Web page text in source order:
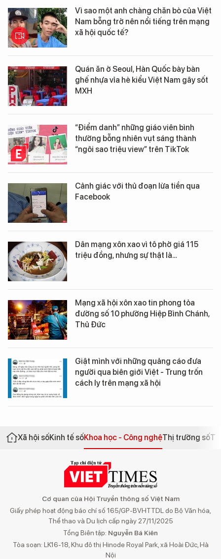
Vì sao một anh chàng chăn bò của Việt
Nam bỗng trở nên nổi tiếng trên mạng
xã hội quốc tế?
Quán ăn ở Seoul, Hàn Quốc bày bàn
ghế nhựa vỉa hè kiểu Việt Nam gây sốt
MXH
“Điểm danh” những giáo viên bình
thường bỗng nhiên vụt sáng thành
“ngôi sao triệu view” trên TikTok
Cảnh giác với thủ đoạn lừa tiền qua
Facebook
Dân mạng xôn xao vì tô phở giá 115
triệu đồng, nhưng sự thật là…
Mạng xã hội xôn xao tin phong tỏa
đường số 10 phường Hiệp Bình Chánh,
Thủ Đức
Giật mình với những quảng cáo đưa
người qua biên giới Việt - Trung trốn
cách ly trên mạng xã hội
Xã hội sốKinh tế sốKhoa học - Công nghệThị trường số
Cơ quan của Hội Truyền thông số Việt Nam
Giấy phép hoạt động báo chí số 165/GP-BVHTTDL do Bộ Văn hóa,
Thể thao và Du lịch cấp ngày 27/11/2025
Tổng Biên tập: Nguyễn Bá Kiên
Tòa soạn: LK16-18, Khu đô thị Hinode Royal Park, xã Hoài Đức, Hà
Nội